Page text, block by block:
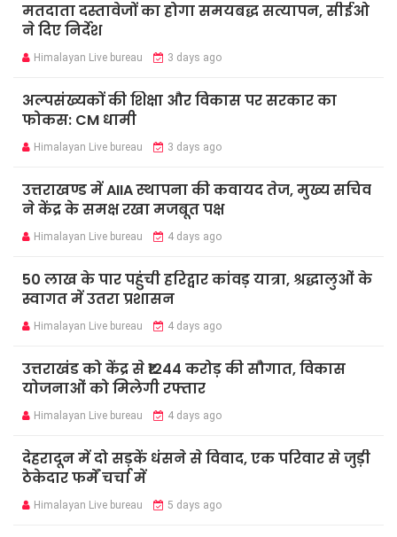
मतदाता दस्तावेजों का होगा समयबद्ध सत्यापन, सीईओ
ने दिए निर्देश
Himalayan Live bureau 3 days ago
अल्पसंख्यकों की शिक्षा और विकास पर सरकार का
फोकस: CM धामी
Himalayan Live bureau 3 days ago
उत्तराखण्ड में AIIA स्थापना की कवायद तेज, मुख्य सचिव
ने केंद्र के समक्ष रखा मजबूत पक्ष
Himalayan Live bureau 4 days ago
50 लाख के पार पहुंची हरिद्वार कांवड़ यात्रा, श्रद्धालुओं के
स्वागत में उतरा प्रशासन
Himalayan Live bureau 4 days ago
उत्तराखंड को केंद्र से ₹1244 करोड़ की सौगात, विकास
योजनाओं को मिलेगी रफ्तार
Himalayan Live bureau 4 days ago
देहरादून में दो सड़कें धंसने से विवाद, एक परिवार से जुड़ी
ठेकेदार फर्में चर्चा में
Himalayan Live bureau 5 days ago